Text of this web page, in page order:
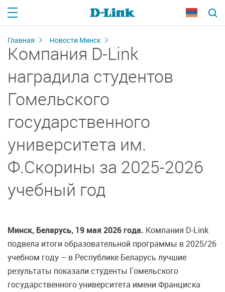
Главная Новости Минск
Компания D-Link
наградила студентов
Гомельского
государственного
университета им.
Ф.Скорины за 2025-2026
учебный год
Минск, Беларусь, 19 мая 2026 года. Компания D-Link
подвела итоги образовательной программы в 2025/26
учебном году – в Республике Беларусь лучшие
результаты показали студенты Гомельского
государственного университета имени Франциска